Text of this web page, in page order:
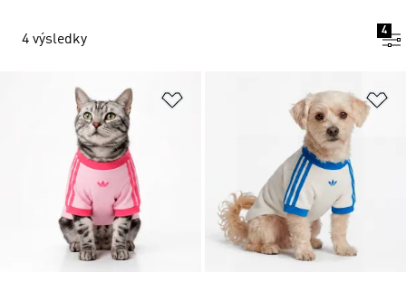
4 výsledky
4
Přidat do seznamu přání